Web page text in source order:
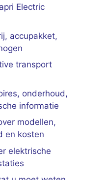
Electric
accupakket,
transport
onderhoud,
informatie
modellen,
en kosten
elektrische